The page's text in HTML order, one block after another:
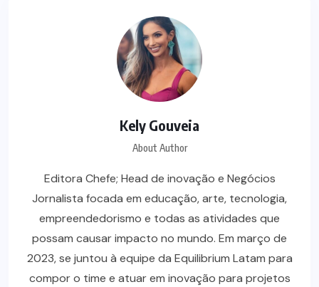
Kely Gouveia
About Author
Editora Chefe; Head de inovação e Negócios
Jornalista focada em educação, arte, tecnologia,
empreendedorismo e todas as atividades que
possam causar impacto no mundo. Em março de
2023, se juntou à equipe da Equilibrium Latam para
compor o time e atuar em inovação para projetos